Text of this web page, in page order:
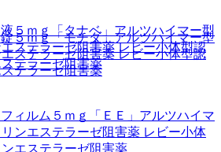
５ｍｇ「タナベ」 アルツハイマー型
ステラーゼ阻害薬 レビー小体型認
テラーゼ阻害薬
５ｍｇ「モチダ」アルツハイマー型
ステラーゼ阻害薬 レビー小体型認
テラーゼ阻害薬
ィルム５ｍｇ「ＥＥ」 アルツハイマ
ンエステラーゼ阻害薬 レビー小体
エステラーゼ阻害薬